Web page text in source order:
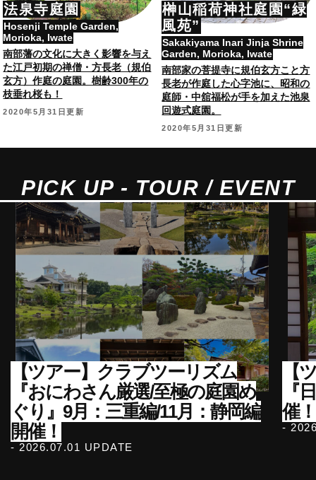
法泉寺庭園
Hosenji Temple Garden,
Morioka, Iwate
南部藩の文化に大きく影響を与え
た江戸初期の禅僧・方長老（規伯
玄方）作庭の庭園。樹齢300年の
枝垂れ桜も！
2020年5月31日更新
榊山稲荷神社庭園“緑
風苑”
Sakakiyama Inari Jinja Shrine
Garden, Morioka, Iwate
南部家の菩提寺に規伯玄方こと方
長老が作庭した心字池に、昭和の
庭師・中舘福松が手を加えた池泉
回遊式庭園。
2020年5月31日更新
PICK UP - TOUR / EVENT
【ツアー】クラブツーリズム
『おにわさん厳選/至極の庭園め
ぐり』9月：三重編/11月：静岡編
開催！
- 2026.07.01 UPDATE
【
『
催
-